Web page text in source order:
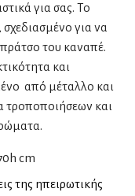
για σας. Το
για να
του καναπέ.
και
από μέταλλο και
τροποποιήσεων και
cm
της ηπειρωτικής